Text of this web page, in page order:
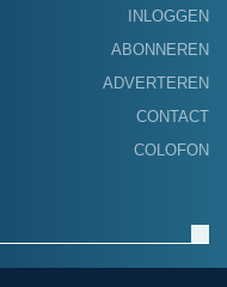
INLOGGEN
ABONNEREN
ADVERTEREN
CONTACT
COLOFON